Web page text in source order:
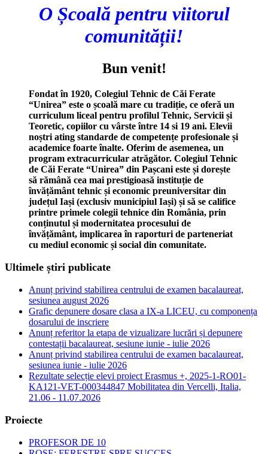
O Școală pentru viitorul
comunității!
Bun venit!
Fondat în 1920, Colegiul Tehnic de Căi Ferate
“Unirea” este o școală mare cu tradiție, ce oferă un
curriculum liceal pentru profilul Tehnic, Servicii și
Teoretic, copiilor cu vârste între 14 si 19 ani. Elevii
noștri ating standarde de competențe profesionale și
academice foarte înalte. Oferim de asemenea, un
program extracurricular atrăgător. Colegiul Tehnic
de Căi Ferate “Unirea” din Pașcani este și dorește
să rămână cea mai prestigioasă instituție de
învățământ tehnic și economic preuniversitar din
județul Iași (exclusiv municipiul Iași) și să se califice
printre primele colegii tehnice din România, prin
conținutul și modernitatea procesului de
învățământ, implicarea în raporturi de parteneriat
cu mediul economic și social din comunitate.
Ultimele știri publicate
Anunț privind stabilirea centrului de examen bacalaureat,
sesiunea august 2026
Grafic depunere dosare clasa a IX-a LICEU, cu componența
dosarului de inscriere
Anunț referitor la etapa de vizualizare lucrări și depunere
contestații bacalaureat, sesiune iunie - iulie 2026
Anunț privind stabilirea centrului de examen bacalaureat,
sesiunea iunie - iulie 2026
Rezultate selecție elevi proiect Erasmus +, 2025-1-RO01-
KA121-VET-000344847 Mobilitatea din Vercelli, Italia,
21.06 - 11.07.2026
Proiecte
PROFESOR DE 10